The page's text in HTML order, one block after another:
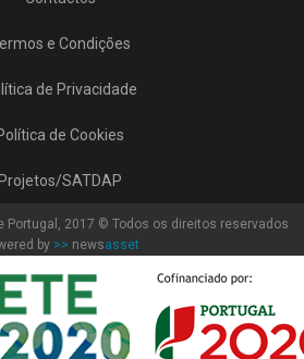
e Condições
de Privacidade
de Cookies
Projetos/SATDAP
Portugal, 2017 © Todos os direitos reservados
by >> newsasset